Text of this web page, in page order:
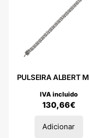
PULSEIRA ALBERT
130,66€
IVA incluido
Adicionar